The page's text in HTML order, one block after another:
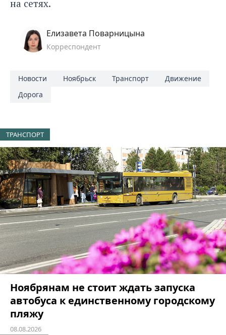
на сетях.
Елизавета Поварницына
Корреспондент
Новости Ноябрьск Транспорт
Движение
Дорога
ТРАНСПОРТ
Ноябрянам не стоит ждать запуска
автобуса к единственному городскому
пляжу
08.08.2026